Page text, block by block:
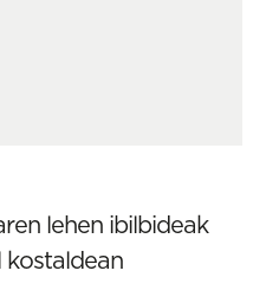
lehen ibilbideak
kostaldean